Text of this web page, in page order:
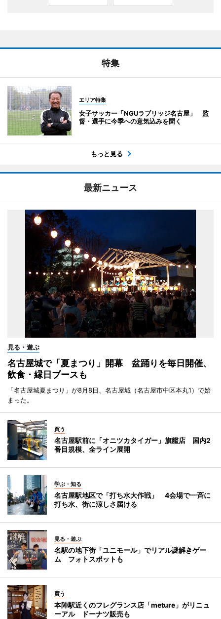
特集
エリア特集
女子サッカー「NGUラブリッジ名古屋」 監
督・選手に今季への意気込みを聞く
もっと見る
最新ニュース
見る・遊ぶ
名古屋城で「夏まつり」開幕 盆踊りを毎日開催、
飲食・縁日ブースも
「名古屋城夏まつり」が8月8日、名古屋城（名古屋市中区本丸1）で始
まった。
買う
名古屋駅前に「オニツカタイガー」旗艦店 国内2
番目規模、全ライン展開
学ぶ・知る
名古屋駅地区で「打ち水大作戦」 4会場で一斉に
打ち水、街に涼しさ届ける
見る・遊ぶ
名駅の地下街「ユニモール」でリアル謎解きゲー
ム フォトスポットも
買う
本陣駅近くのフレグランス店「meture」がリニュ
ーアル ドーナツ販売も